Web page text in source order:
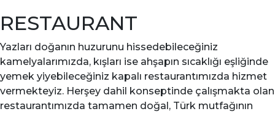
RESTAURANT
Yazları doğanın huzurunu hissedebileceğiniz
kamelyalarımızda, kışları ise ahşapın sıcaklığı eşliğinde
yemek yiyebileceğiniz kapalı restaurantımızda hizmet
vermekteyiz. Herşey dahil konseptinde çalışmakta olan
restaurantımızda tamamen doğal, Türk mutfağının